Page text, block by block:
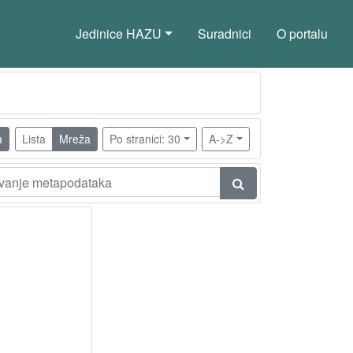
Jedinice HAZU Suradnici O portalu
Lista Mreža Po stranici: 30 A->Z